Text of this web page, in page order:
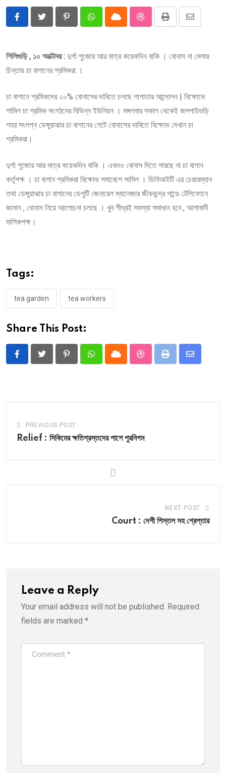
PinterestWhatsappCloud StumbleUpon
Print
Share
শিলিগুড়ি , ১০ অক্টোবর : দুর্গা পুজোর আর মাত্র কয়েকদিন বাকি । বোনাস না মেলায়
চিন্তায় চা বাগানের শ্রমিকরা ।
চা বাগানে শ্রমিকদের ২০% বোনাসের দাবিতে চলছে লাগাতার আন্দোলন | বিক্ষোভে
শামিল চা শ্রমিক সংগঠনের বিভিন্ন ইউনিয়ন । মঙ্গলবার সকাল থেকেই জলপাইগুড়ি
শহর সংলগ্ন ডেঙ্গুয়াঝার চা বাগানের গেটে বোনাসের দাবিতে বিক্ষোভ দেখান চা
শ্রমিকরা।
দুর্গা পুজোর আর মাত্র কয়েকদিন বাকি । এখনও বোনাস দিতে পারছে না চা বাগান
কর্তৃপক্ষ । চা বাগান শ্রমিকরা বিক্ষোভ সমাবেশে সামিল । ডিবিআইটি এর চেয়ারম্যান
তথা ডেঙ্গুয়াঝার চা বাগানের ডেপুটি জেনারেল ম্যানেজার জীবনচন্দ্র পান্ডে টেলিফোনে
জানান , বোনাস নিয়ে আলোচনা চলছে । খুব শীঘ্রই সমস্যা সমাধান হবে , আশাবাদী
মালিকপক্ষ।
Tags:
tea garden tea workers
Share This Post:
PinterestWhatsappCloud StumbleUpon
Print
Share
PREVIOUS POST
Relief : সিকিমের ক্ষতিগ্রস্তদের পাশে পুরনিগম
NEXT POST
Court : দেশী পিস্তল সহ গ্রেপ্তার
Leave a Reply
Your email address will not be published. Required
fields are marked *